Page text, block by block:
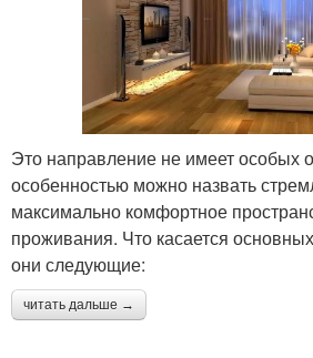
Это направление не имеет особых
особенностью можно назвать
максимально комфортное
проживания. Что касается
они следующие:
читать дальше →